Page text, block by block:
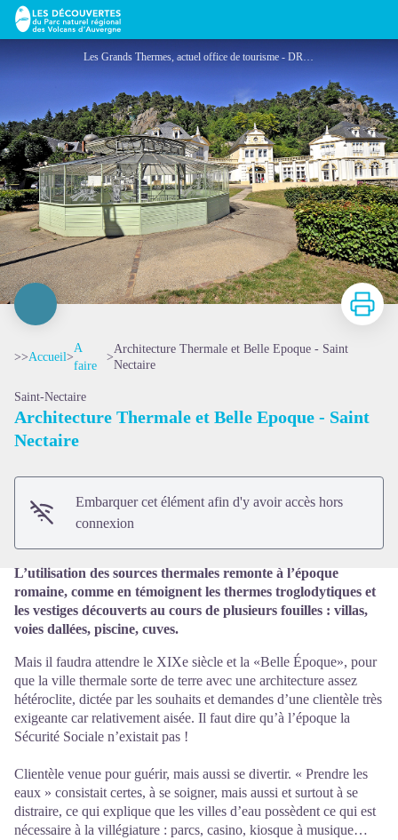
Architecture Thermale et Belle Epoque - Saint Nectaire
Les Grands Thermes, actuel office de tourisme - DR Office de Tourisme
Imprimer
>>Accueil>
A
faire
>
Architecture Thermale et Belle Epoque - Saint
Nectaire
Saint-Nectaire
Architecture Thermale et Belle Epoque - Saint
Nectaire
Embarquer cet élément afin d'y avoir accès hors
connexion
L’utilisation des sources thermales remonte à l’époque
romaine, comme en témoignent les thermes troglodytiques et
les vestiges découverts au cours de plusieurs fouilles : villas,
voies dallées, piscine, cuves.
Mais il faudra attendre le XIXe siècle et la «Belle Époque», pour
que la ville thermale sorte de terre avec une architecture assez
hétéroclite, dictée par les souhaits et demandes d’une clientèle très
exigeante car relativement aisée. Il faut dire qu’à l’époque la
Sécurité Sociale n’existait pas !
Clientèle venue pour guérir, mais aussi se divertir. « Prendre les
eaux » consistait certes, à se soigner, mais aussi et surtout à se
distraire, ce qui explique que les villes d’eau possèdent ce qui est
nécessaire à la villégiature : parcs, casino, kiosque à musique…